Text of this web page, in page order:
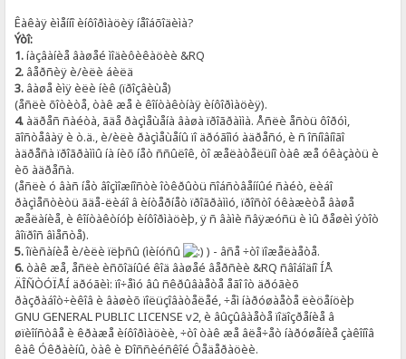
Êàêàÿ èìåííî èíôîðìàöèÿ íåîáõîäèìà?
Ýòî:
1.íàçâàíèå âàøåé ìîäèôèêàöèè &RQ
2. âåðñèÿ è/èëè áèëä
3. âàøå èìÿ èëè íèê (ïðîçâèùå)
(åñëè õîòèòå, òàê æå è êîíòàêòíàÿ èíôîðìàöèÿ).
4. àäðåñ ñàéòà, ãäå ðàçìåùåíà âàøà ïðîãðàììà. Åñëè åñòü ôîðóì,
ãîñòåâàÿ è ò.ä., è/èëè ðàçìåùåíû ïî äðóãîìó àäðåñó, è ñ îñíîâíîãî
àäðåñà ïðîãðàììû íà íèõ íåò ññûëîê, òî æåëàòåëüíî òàê æå óêàçàòü è
èõ àäðåñà.
(åñëè ó âàñ íåò âîçìîæíîñòè îòêðûòü ñîáñòâåííûé ñàéò, ëèáî
ðàçìåñòèòü ãäå-ëèáî â èíòåðíåò ïðîãðàììó, ïðîñòî óêàæèòå âàøå
æåëàíèå, è êîíòàêòíóþ èíôîðìàöèþ, ÿ ñ âàìè ñâÿæóñü è ìû ðåøèì ýòîò
âîïðîñ âìåñòå).
5.îïèñàíèå è/èëè ïëþñû (ìèíóñû
) - âñå ÷òî ïîæåëàåòå.
6.òàê æå, åñëè èñõîäíûé êîä âàøåé âåðñèè &RQ ñâîáîäíî ÍÅ
ÄÎÑÒÓÏÅÍ äðóãèì: ïî÷åìó âû ñêðûâàåòå åãî îò äðóãèõ
ðàçðàáîò÷èêîâ è âàøèõ ïîëüçîâàòåëåé, ÷åì íàðóøàåòå ëèöåíöèþ
GNU GENERAL PUBLIC LICENSE v2, è âûçûâàåòå ïîäîçðåíèå â
øïèîíñòâå è êðàæå èíôîðìàöèè, ÷òî òàê æå âëå÷åò íàðóøåíèå çàêîíîâ
êàê Óêðàèíû, òàê è Ðîññèéñêîé Ôåäåðàöèè.